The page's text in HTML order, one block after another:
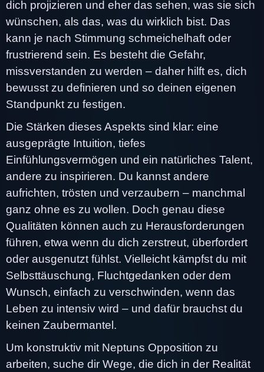
dich projizieren und eher das sehen, was sie sich
wünschen, als das, was du wirklich bist. Das
kann je nach Stimmung schmeichelhaft oder
frustrierend sein. Es besteht die Gefahr,
missverstanden zu werden – daher hilft es, dich
bewusst zu definieren und so deinen eigenen
Standpunkt zu festigen.
Die Stärken dieses Aspekts sind klar: eine
ausgeprägte Intuition, tiefes
Einfühlungsvermögen und ein natürliches Talent,
andere zu inspirieren. Du kannst andere
aufrichten, trösten und verzaubern – manchmal
ganz ohne es zu wollen. Doch genau diese
Qualitäten können auch zu Herausforderungen
führen, etwa wenn du dich zerstreut, überfordert
oder ausgenutzt fühlst. Vielleicht kämpfst du mit
Selbsttäuschung, Fluchtgedanken oder dem
Wunsch, einfach zu verschwinden, wenn das
Leben zu intensiv wird – und dafür brauchst du
keinen Zaubermantel.
Um konstruktiv mit Neptuns Opposition zu
arbeiten, suche dir Wege, die dich in der Realität